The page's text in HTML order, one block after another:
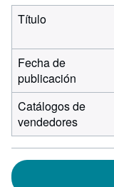
Título
Fecha de
publicación
Catálogos de
vendedores